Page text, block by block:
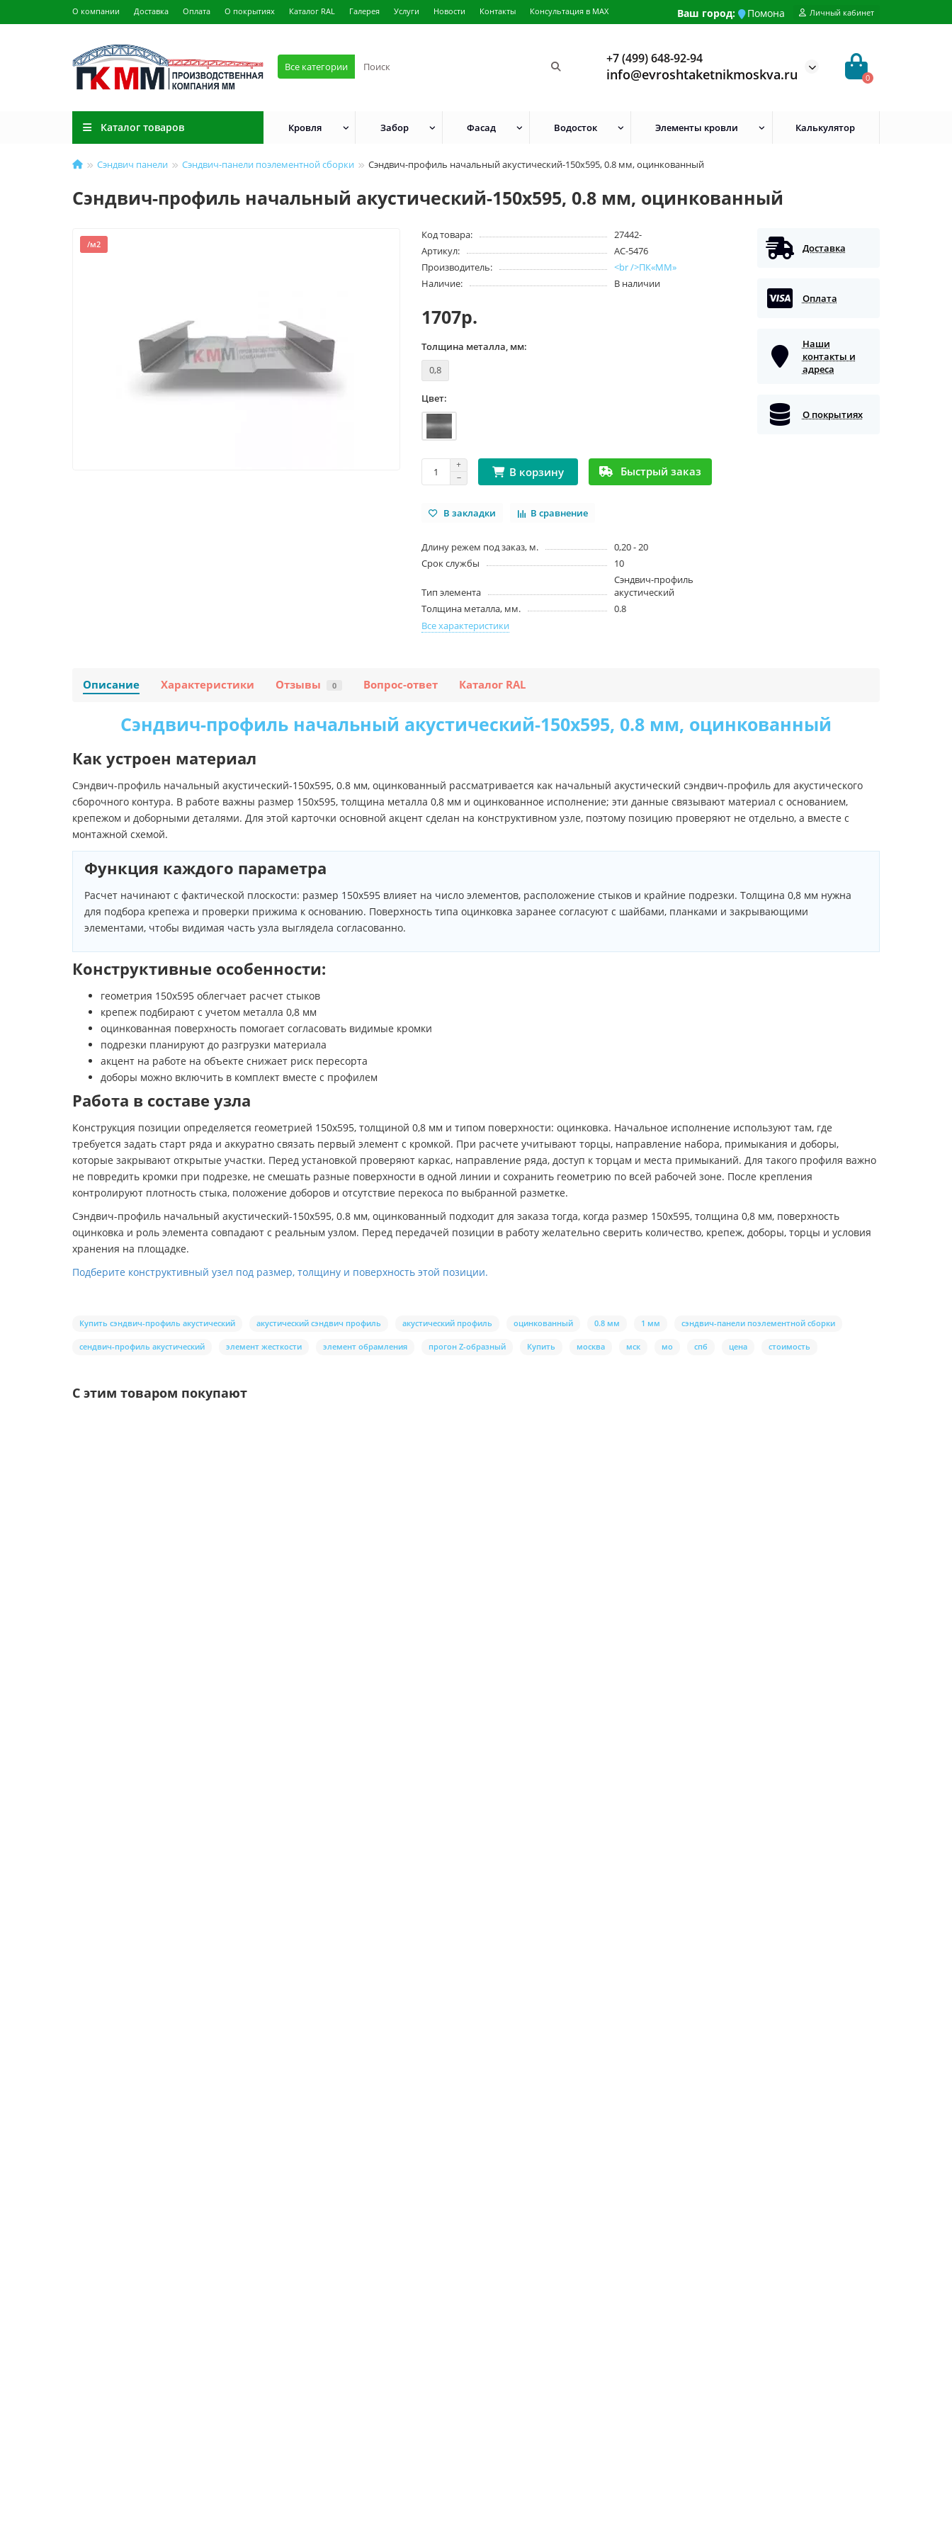
О компании Доставка Оплата О покрытиях Каталог RAL Галерея Услуги Новости Контакты Консультация в MAX Ваш город: Помона Личный кабинет
Все категории
+7 (499) 648-92-94
info@evroshtaketnikmoskva.ru 0
Каталог товаров Кровля Забор Фасад Водосток Элементы кровли Калькулятор
Сэндвич панели Сэндвич-панели поэлементной сборки Сэндвич-профиль начальный акустический-150х595, 0.8 мм, оцинкованный
Сэндвич-профиль начальный акустический-150х595, 0.8 мм, оцинкованный
/м2
Код товара:
27442-
Артикул:
АС-5476
Производитель:
<br />ПК«ММ»
Наличие:
В наличии
1707р.
Толщина металла, мм:
0,8
Цвет:
В корзину Быстрый заказ
В закладки В сравнение
Длину режем под заказ, м.
0,20 - 20
Срок службы
10
Тип элемента
Сэндвич-профиль
акустический
Толщина металла, мм.
0.8
Все характеристики
Доставка
Оплата
Наши
контакты и
адреса
О покрытиях
Описание Характеристики Отзывы 0 Вопрос-ответ Каталог RAL
Сэндвич-профиль начальный акустический-150х595, 0.8 мм, оцинкованный
Как устроен материал
Сэндвич-профиль начальный акустический-150х595, 0.8 мм, оцинкованный рассматривается как начальный акустический сэндвич-профиль для акустического
сборочного контура. В работе важны размер 150х595, толщина металла 0,8 мм и оцинкованное исполнение; эти данные связывают материал с основанием,
крепежом и доборными деталями. Для этой карточки основной акцент сделан на конструктивном узле, поэтому позицию проверяют не отдельно, а вместе с
монтажной схемой.
Функция каждого параметра
Расчет начинают с фактической плоскости: размер 150х595 влияет на число элементов, расположение стыков и крайние подрезки. Толщина 0,8 мм нужна
для подбора крепежа и проверки прижима к основанию. Поверхность типа оцинковка заранее согласуют с шайбами, планками и закрывающими
элементами, чтобы видимая часть узла выглядела согласованно.
Конструктивные особенности:
геометрия 150х595 облегчает расчет стыков
крепеж подбирают с учетом металла 0,8 мм
оцинкованная поверхность помогает согласовать видимые кромки
подрезки планируют до разгрузки материала
акцент на работе на объекте снижает риск пересорта
доборы можно включить в комплект вместе с профилем
Работа в составе узла
Конструкция позиции определяется геометрией 150х595, толщиной 0,8 мм и типом поверхности: оцинковка. Начальное исполнение используют там, где
требуется задать старт ряда и аккуратно связать первый элемент с кромкой. При расчете учитывают торцы, направление набора, примыкания и доборы,
которые закрывают открытые участки. Перед установкой проверяют каркас, направление ряда, доступ к торцам и места примыканий. Для такого профиля важно
не повредить кромки при подрезке, не смешать разные поверхности в одной линии и сохранить геометрию по всей рабочей зоне. После крепления
контролируют плотность стыка, положение доборов и отсутствие перекоса по выбранной разметке.
Сэндвич-профиль начальный акустический-150х595, 0.8 мм, оцинкованный подходит для заказа тогда, когда размер 150х595, толщина 0,8 мм, поверхность
оцинковка и роль элемента совпадают с реальным узлом. Перед передачей позиции в работу желательно сверить количество, крепеж, доборы, торцы и условия
хранения на площадке.
Подберите конструктивный узел под размер, толщину и поверхность этой позиции.
Купить сэндвич-профиль акустический акустический сэндвич профиль акустический профиль оцинкованный 0.8 мм 1 мм сэндвич-панели поэлементной сборки
сендвич-профиль акустический элемент жесткости элемент обрамления прогон Z-образный Купить москва мск мо спб цена стоимость
С этим товаром покупают